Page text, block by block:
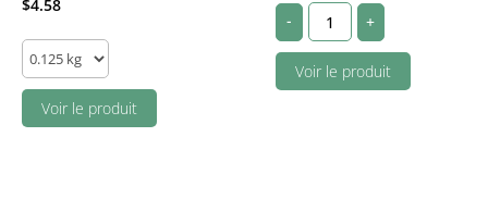
$4.58
Brosse
à
dents
Voir le produit
Chiffons
suédois
quantity
- +
Voir le produit